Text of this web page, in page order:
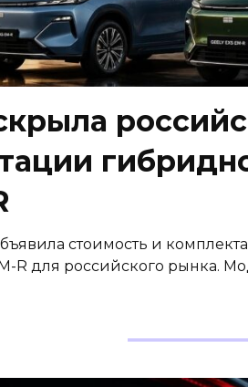
стоимость и
R для российского рынка.